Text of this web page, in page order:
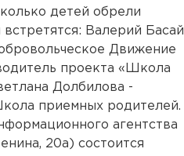
детей обрели
Валерий Басай
Движение
проекта «Школа
Долбилова -
приемных родителей.
агентства
20а) состоится